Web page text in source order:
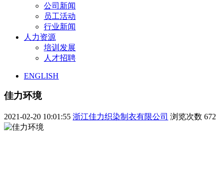
公司新闻
员工活动
行业新闻
人力资源
培训发展
人才招聘
ENGLISH
佳力环境
2021-02-20 10:01:55 浙江佳力织染制衣有限公司 浏览次数 672